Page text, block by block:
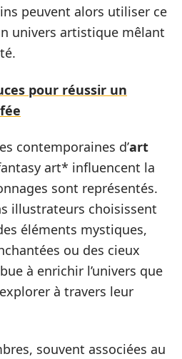
peuvent alors utiliser ce
univers artistique mêlant
pour réussir un
contemporaines d’art
art* influencent la
sont représentés.
illustrateurs choisissent
éléments mystiques,
ou des cieux
à enrichir l’univers que
à travers leur
souvent associées au